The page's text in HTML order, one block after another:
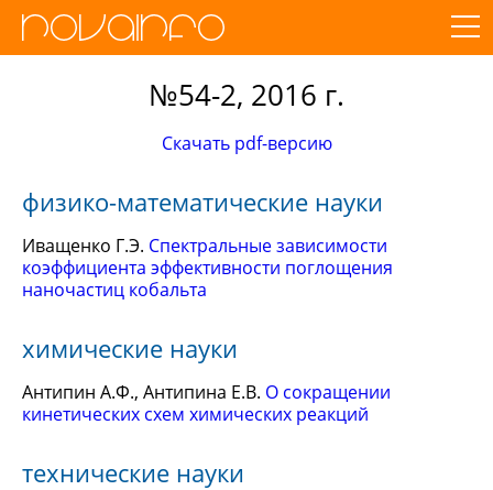
№54-2, 2016 г.
Скачать pdf-версию
физико-математические науки
Иващенко Г.Э. Спектральные зависимости
коэффициента эффективности поглощения
наночастиц кобальта
химические науки
Антипин А.Ф., Антипина Е.В. О сокращении
кинетических схем химических реакций
технические науки